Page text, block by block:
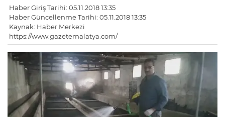
Haber Giriş Tarihi: 05.11.2018 13:35
Haber Güncellenme Tarihi: 05.11.2018 13:35
Kaynak: Haber Merkezi
https://www.gazetemalatya.com/